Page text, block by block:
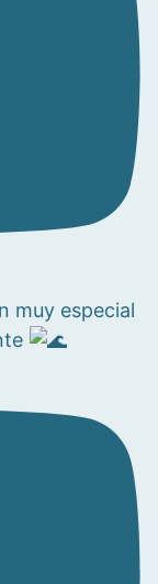
muy especial